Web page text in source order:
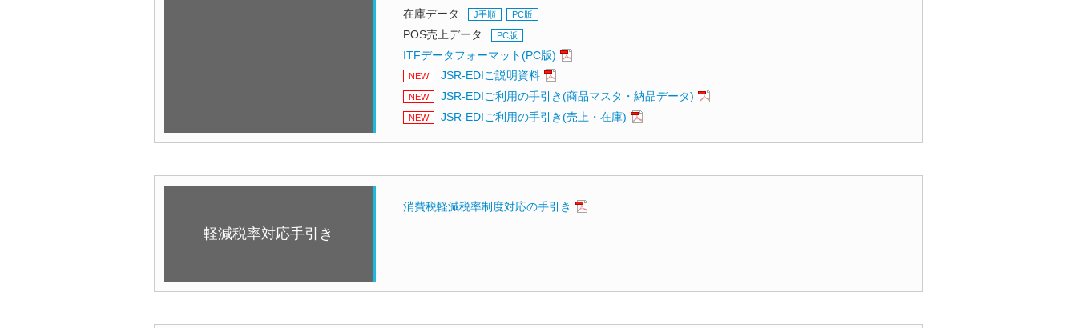
在庫データ J手順 PC版
POS売上データ PC版
ITFデータフォーマット(PC版)
NEW JSR-EDIご説明資料
NEW JSR-EDIご利用の手引き(商品マスタ・納品データ)
NEW JSR-EDIご利用の手引き(売上・在庫)
軽減税率対応手引き
消費税軽減税率制度対応の手引き